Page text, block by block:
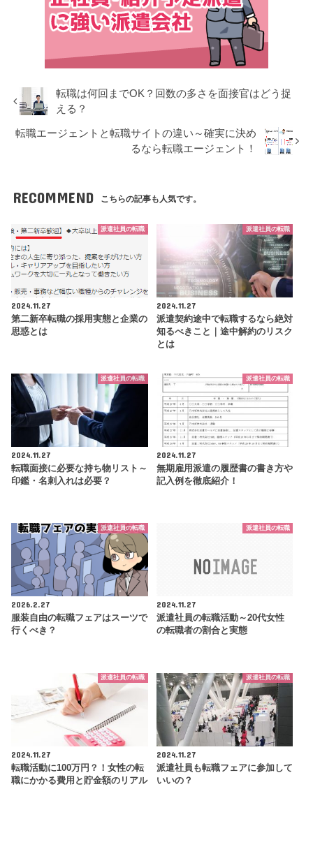
転職は何回までOK？回数の多さを面接官はどう捉
える？
転職エージェントと転職サイトの違い～確実に決め
るなら転職エージェント！
RECOMMEND こちらの記事も人気です。
派遣社員の転職
2024.11.27
第二新卒転職の採用実態と企業の
思惑とは
派遣社員の転職
2024.11.27
派遣契約途中で転職するなら絶対
知るべきこと｜途中解約のリスク
とは
派遣社員の転職
2024.11.27
転職面接に必要な持ち物リスト～
印鑑・名刺入れは必要？
派遣社員の転職
2024.11.27
無期雇用派遣の履歴書の書き方や
記入例を徹底紹介！
派遣社員の転職
2026.2.27
服装自由の転職フェアはスーツで
行くべき？
派遣社員の転職
2024.11.27
派遣社員の転職活動～20代女性
の転職者の割合と実態
派遣社員の転職
2024.11.27
転職活動に100万円？！女性の転
職にかかる費用と貯金額のリアル
派遣社員の転職
2024.11.27
派遣社員も転職フェアに参加して
いいの？